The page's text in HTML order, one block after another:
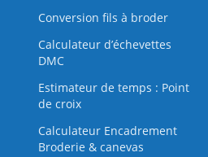
Conversion fils à broder
Calculateur d’échevettes
DMC
Estimateur de temps : Point
de croix
Calculateur Encadrement
Broderie & canevas